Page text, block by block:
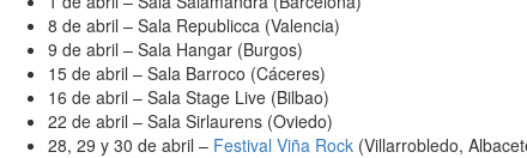
8 de abril – Sala Republicca (Valencia)
9 de abril – Sala Hangar (Burgos)
15 de abril – Sala Barroco (Cáceres)
16 de abril – Sala Stage Live (Bilbao)
22 de abril – Sala Sirlaurens (Oviedo)
28, 29 y 30 de abril – Festival Viña Rock (Villarrobledo,